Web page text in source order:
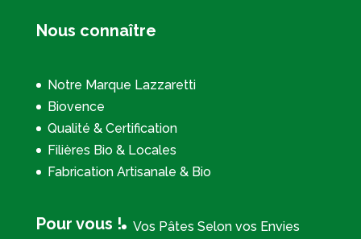
Nous connaître
Notre Marque Lazzaretti
Biovence
Qualité & Certification
Filières Bio & Locales
Fabrication Artisanale & Bio
Pour vous !
Vos Pâtes Selon vos Envies